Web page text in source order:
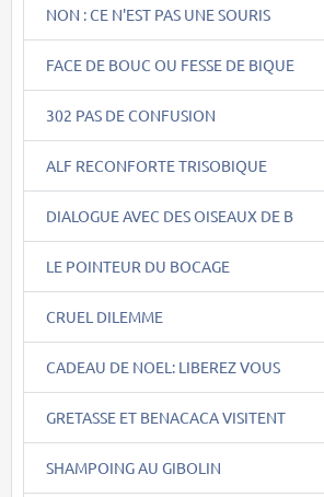
NON : CE N'EST PAS UNE SOURIS
FACE DE BOUC OU FESSE DE BIQUE
302 PAS DE CONFUSION
ALF RECONFORTE TRISOBIQUE
DIALOGUE AVEC DES OISEAUX DE B
LE POINTEUR DU BOCAGE
CRUEL DILEMME
CADEAU DE NOEL: LIBEREZ VOUS
GRETASSE ET BENACACA VISITENT
SHAMPOING AU GIBOLIN